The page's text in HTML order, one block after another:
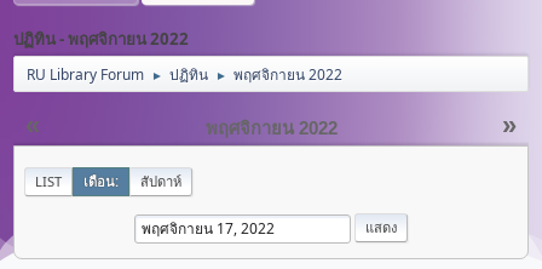
ปฏิทิน - พฤศจิกายน 2022
RU Library Forum ► ปฏิทิน ► พฤศจิกายน 2022
« »
พฤศจิกายน 2022
LIST เดือน: สัปดาห์